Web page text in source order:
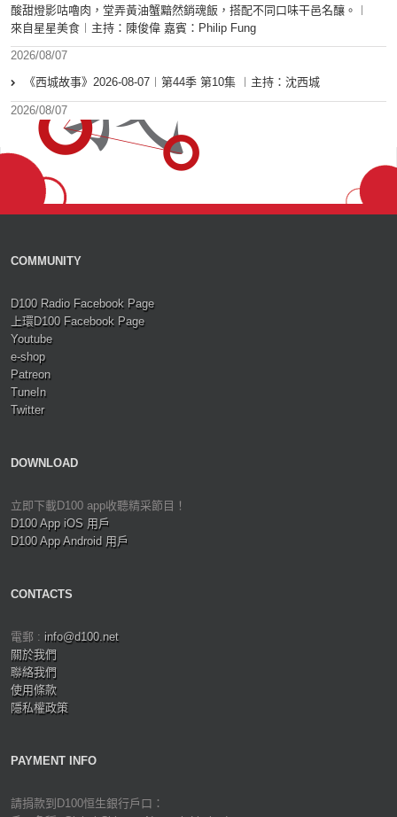
酸甜燈影咕嚕肉，堂弄黃油蟹黯然銷魂飯，搭配不同口味干邑名釀。︱
來自星星美食︱主持：陳俊偉 嘉賓：Philip Fung
2026/08/07
《西城故事》2026-08-07︱第44季 第10集 ︱主持：沈西城
2026/08/07
COMMUNITY
D100 Radio Facebook Page
上環D100 Facebook Page
Youtube
e-shop
Patreon
TuneIn
Twitter
DOWNLOAD
立即下載D100 app收聽精采節目！
D100 App iOS 用戶
D100 App Android 用戶
CONTACTS
電郵 : info@d100.net
關於我們
聯絡我們
使用條款
隱私權政策
PAYMENT INFO
請捐款到D100恒生銀行戶口：